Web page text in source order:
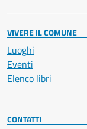
VIVERE IL COMUNE
Luoghi
Eventi
Elenco libri
CONTATTI